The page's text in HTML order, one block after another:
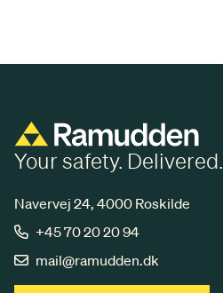
Your safety. Delivered.
Navervej 24, 4000 Roskilde
+45 70 20 20 94
mail@ramudden.dk